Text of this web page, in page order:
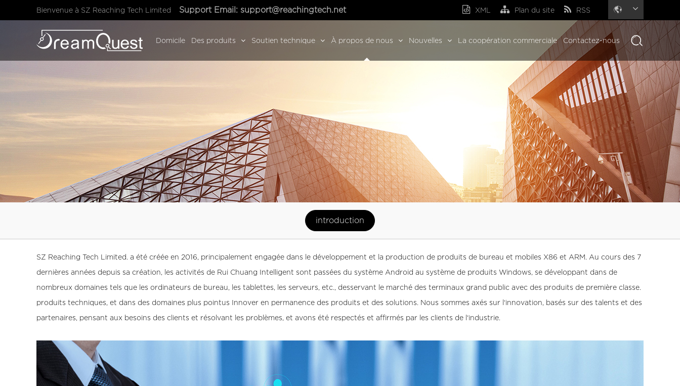
Bienvenue à SZ Reaching Tech Limited Support Email: support@reachingtech.net XML Plan du site RSS
Domicile Des produits Soutien technique À propos de nous Nouvelles La coopération commerciale Contactez-nous
introduction
SZ Reaching Tech Limited. a été créée en 2016, principalement engagée dans le développement et la production de produits de bureau et mobiles X86 et ARM. Au cours des 7
dernières années depuis sa création, les activités de Rui Chuang Intelligent sont passées du système Android au système de produits Windows, se développant dans de
nombreux domaines tels que les ordinateurs de bureau, les tablettes, les serveurs, etc., desservant le marché des terminaux grand public avec des produits de première classe.
produits techniques, et dans des domaines plus pointus Innover en permanence des produits et des solutions. Nous sommes axés sur l‘innovation, basés sur des talents et des
partenaires, pensant aux besoins des clients et résolvant les problèmes, et avons été respectés et affirmés par les clients de l‘industrie.